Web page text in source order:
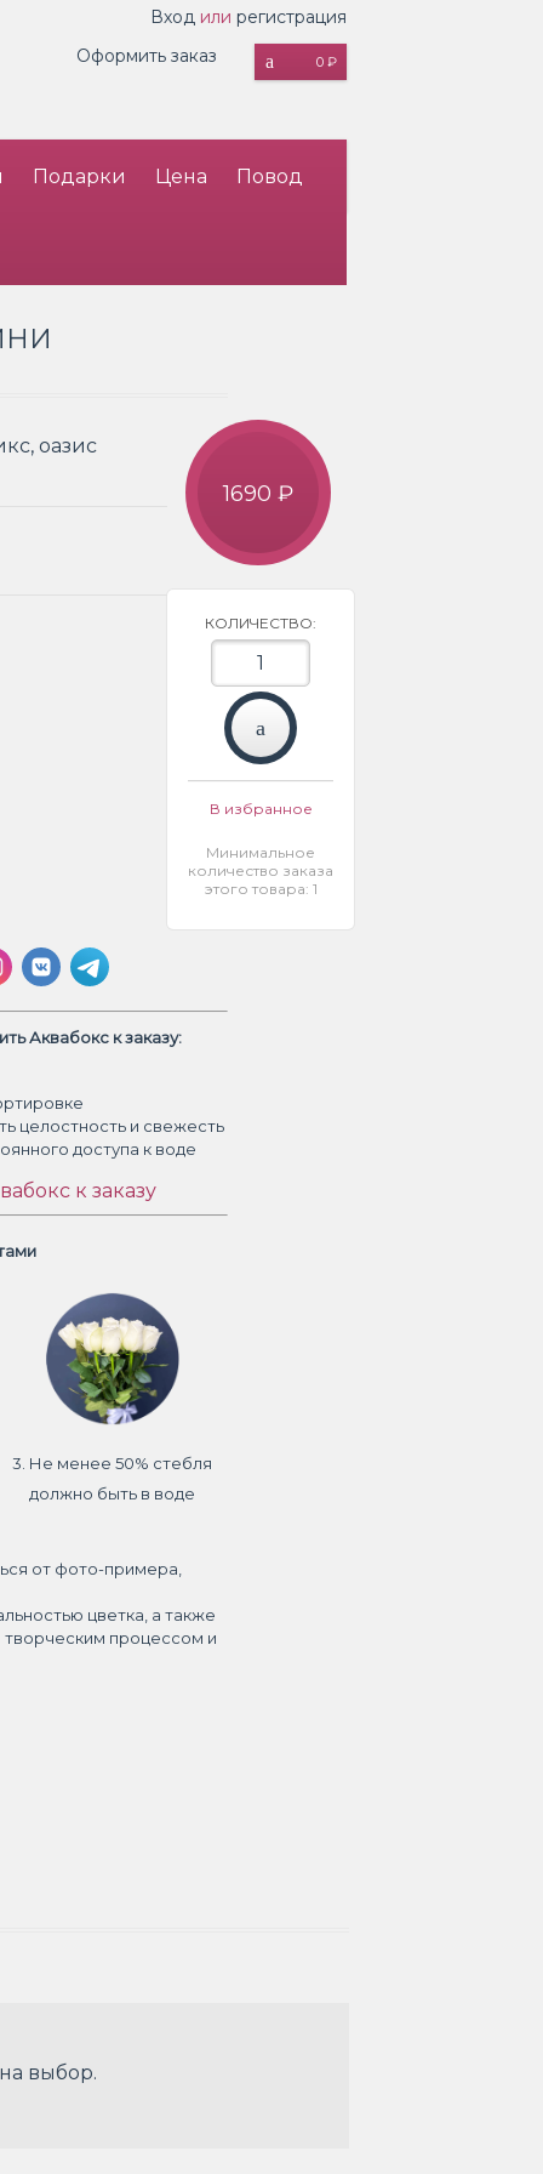
Вход или регистрация
0 ₽
Оформить заказ
Подарки Цена Повод
оазис
1690 ₽
КОЛИЧЕСТВО:
В избранное
Минимальное
количество заказа
этого товара: 1
Аквабокс к заказу:
целостность и свежесть
доступа к воде
к заказу
3. Не менее 50% стебля
должно быть в воде
от фото-примера,
цветка, а также
творческим процессом и
выбор.